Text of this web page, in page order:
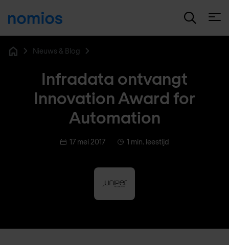
Nieuws & Blog
Infradata ontvangt
Innovation Award for
Automation
17 mei 2017 1 min. leestijd